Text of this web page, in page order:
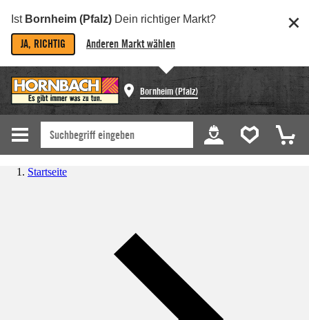
Ist Bornheim (Pfalz) Dein richtiger Markt?
JA, RICHTIG Anderen Markt wählen
Bornheim (Pfalz)
Startseite